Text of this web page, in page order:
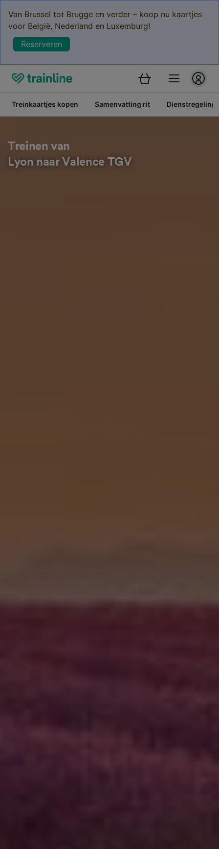
Van Brussel tot Brugge en verder – koop nu kaartjes
voor België, Nederland en Luxemburg!
Reserveren
Treinkaartjes kopen Samenvatting rit Dienstregeling
Treinen van
Lyon naar Valence TGV